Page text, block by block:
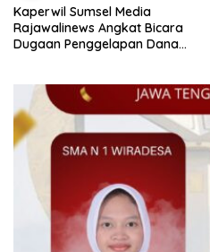
Kaperwil Sumsel Media
Rajawalinews Angkat Bicara
Dugaan Penggelapan Dana
Hilang 3 Bulan Bawa
Anggaran Pembangunan